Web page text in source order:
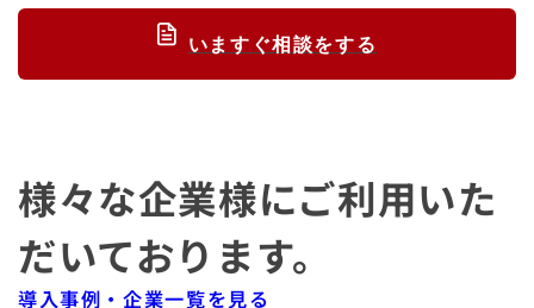
いますぐ相談をする
様々な企業様にご利用いた
だいております。
導入事例・企業一覧を見る